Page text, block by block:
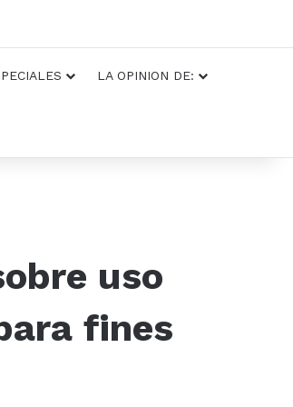
LA OPINION DE:
uso
fines